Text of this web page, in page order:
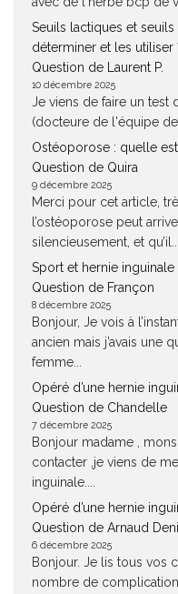
Seuils lactiques et
déterminer et les utiliser
Question de Laurent P.
10 décembre 2025
Je viens de faire un test
(docteure de l'équipe de
Ostéoporose : quelle
Question de Quira
9 décembre 2025
Merci pour cet article,
l’ostéoporose peut
silencieusement, et qu’il...
Sport et hernie
Question de Françon
8 décembre 2025
Bonjour, Je vois à
ancien mais j’avais une
femme...
Opéré d’une hernie
Question de Chandelle
7 décembre 2025
Bonjour madame ,
contacter ,je viens de
inguinale....
Opéré d’une hernie
Question de Arnaud
6 décembre 2025
Bonjour. Je lis tous vos
nombre de